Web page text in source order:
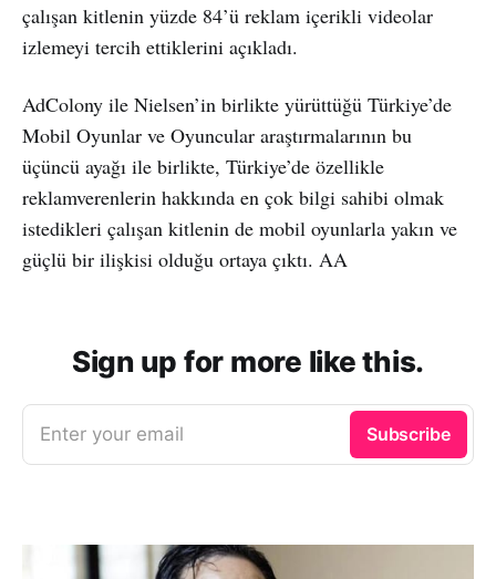
çalışan kitlenin yüzde 84’ü reklam içerikli videolar
izlemeyi tercih ettiklerini açıkladı.
AdColony ile Nielsen’in birlikte yürüttüğü Türkiye’de
Mobil Oyunlar ve Oyuncular araştırmalarının bu
üçüncü ayağı ile birlikte, Türkiye’de özellikle
reklamverenlerin hakkında en çok bilgi sahibi olmak
istedikleri çalışan kitlenin de mobil oyunlarla yakın ve
güçlü bir ilişkisi olduğu ortaya çıktı. AA
Sign up for more like this.
Enter your email Subscribe